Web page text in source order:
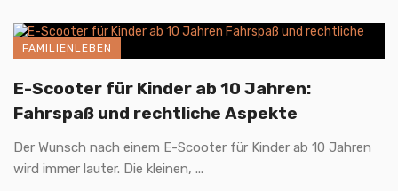
FAMILIENLEBEN
E-Scooter für Kinder ab 10 Jahren:
Fahrspaß und rechtliche Aspekte
Der Wunsch nach einem E-Scooter für Kinder ab 10 Jahren
wird immer lauter. Die kleinen, ...